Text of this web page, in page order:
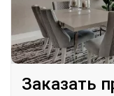
Заказать